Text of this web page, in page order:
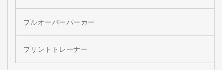
プルオーバーパーカー
プリントトレーナー